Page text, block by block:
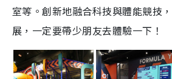
室等。創新地融合科技與體能競技
展，一定要帶少朋友去體驗一下！